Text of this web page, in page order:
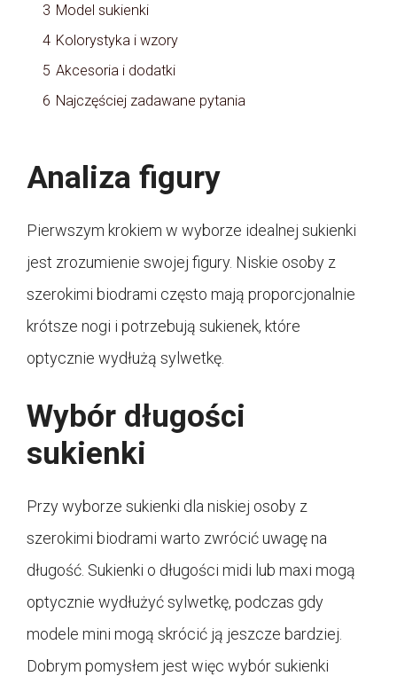
3 Model sukienki
4 Kolorystyka i wzory
5 Akcesoria i dodatki
6 Najczęściej zadawane pytania
Analiza figury
Pierwszym krokiem w wyborze idealnej sukienki
jest zrozumienie swojej figury. Niskie osoby z
szerokimi biodrami często mają proporcjonalnie
krótsze nogi i potrzebują sukienek, które
optycznie wydłużą sylwetkę.
Wybór długości
sukienki
Przy wyborze sukienki dla niskiej osoby z
szerokimi biodrami warto zwrócić uwagę na
długość. Sukienki o długości midi lub maxi mogą
optycznie wydłużyć sylwetkę, podczas gdy
modele mini mogą skrócić ją jeszcze bardziej.
Dobrym pomysłem jest więc wybór sukienki